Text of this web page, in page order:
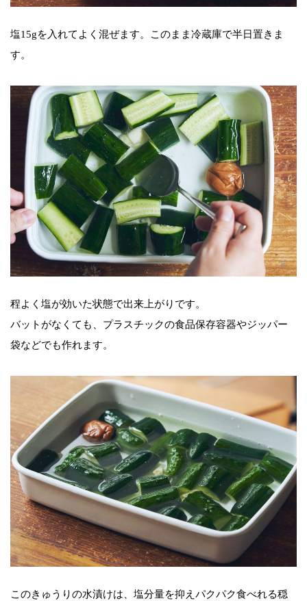
塩15gを入れてよく混ぜます。このまま冷蔵庫で半日置きま
す。
程よく塩が効いた状態で出来上がりです。
バットがなくても、プラスチックの食品保存容器やジッパー
袋などでも作れます。
このきゅうりの水漬けは、塩分量を抑えパクパク食べれる穏